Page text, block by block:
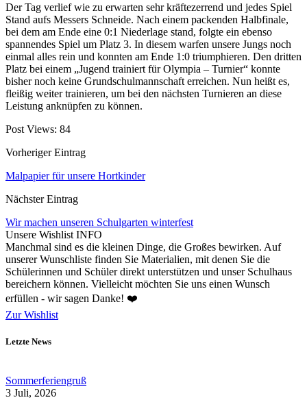
Der Tag verlief wie zu erwarten sehr kräftezerrend und jedes Spiel
Stand aufs Messers Schneide. Nach einem packenden Halbfinale,
bei dem am Ende eine 0:1 Niederlage stand, folgte ein ebenso
spannendes Spiel um Platz 3. In diesem warfen unsere Jungs noch
einmal alles rein und konnten am Ende 1:0 triumphieren. Den dritten
Platz bei einem „Jugend trainiert für Olympia – Turnier“ konnte
bisher noch keine Grundschulmannschaft erreichen. Nun heißt es,
fleißig weiter trainieren, um bei den nächsten Turnieren an diese
Leistung anknüpfen zu können.
Post Views: 84
Vorheriger Eintrag
Malpapier für unsere Hortkinder
Nächster Eintrag
Wir machen unseren Schulgarten winterfest
Unsere Wishlist INFO
Manchmal sind es die kleinen Dinge, die Großes bewirken. Auf
unserer Wunschliste finden Sie Materialien, mit denen Sie die
Schülerinnen und Schüler direkt unterstützen und unser Schulhaus
bereichern können. Vielleicht möchten Sie uns einen Wunsch
erfüllen - wir sagen Danke! ❤️
Zur Wishlist
Letzte News
Sommerferiengruß
3 Juli, 2026